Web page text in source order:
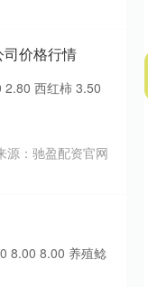
价格行情
西红柿 3.50
源：驰盈配资官网
8.00 8.00 养殖鲶